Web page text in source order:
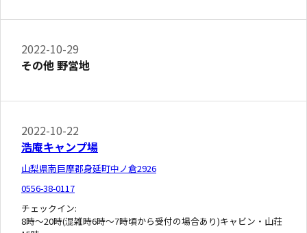
2022-10-29
その他 野営地
2022-10-22
浩庵キャンプ場
山梨県南巨摩郡身延町中ノ倉2926
0556-38-0117
チェックイン:
8時～20時(混雑時6時～7時頃から受付の場合あり)キャビン・山荘